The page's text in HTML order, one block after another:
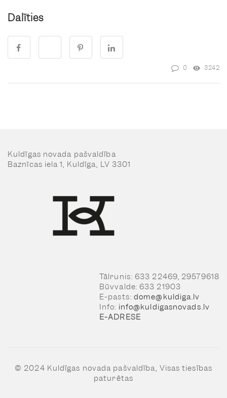
Dalīties
0 3242
Kuldīgas novada pašvaldība
Baznīcas iela 1, Kuldīga, LV 3301
Tālrunis: 633 22469, 29579618
Būvvalde: 633 21903
E-pasts: dome@kuldiga.lv
Info: info@kuldigasnovads.lv
E-ADRESE
© 2024 Kuldīgas novada pašvaldība, Visas tiesības
paturētas